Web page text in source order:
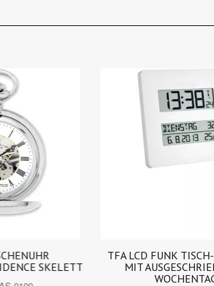
TFA LCD FUNK TISCH-WANDUHR
MIT AUSGESCHRIEBENEM
WOCHENTAG